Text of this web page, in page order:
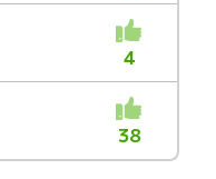
4
38